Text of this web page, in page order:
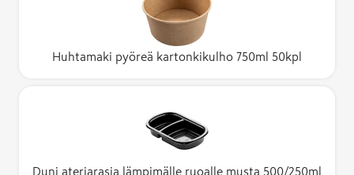
Huhtamaki pyöreä kartonkikulho 750ml 50kpl
Duni ateriarasia lämpimälle ruoalle musta 500/250ml